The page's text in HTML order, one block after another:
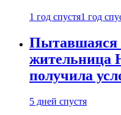
1 год спустя1 год
Пытавшаяся
жительница
получила
5 дней спустя